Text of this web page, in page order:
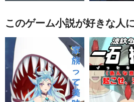
このゲーム小説が好きな人